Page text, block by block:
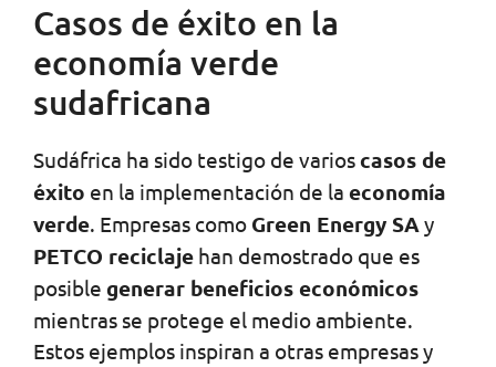
Casos de éxito en la
economía verde
sudafricana
Sudáfrica ha sido testigo de varioscasos de
éxito en la implementación de la economía
verde. Empresas como Green Energy SAy
PETCO reciclaje han demostrado que es
posible generar beneficios económicos
mientras se protege el medio ambiente.
Estos ejemplos inspiran a otras empresas y